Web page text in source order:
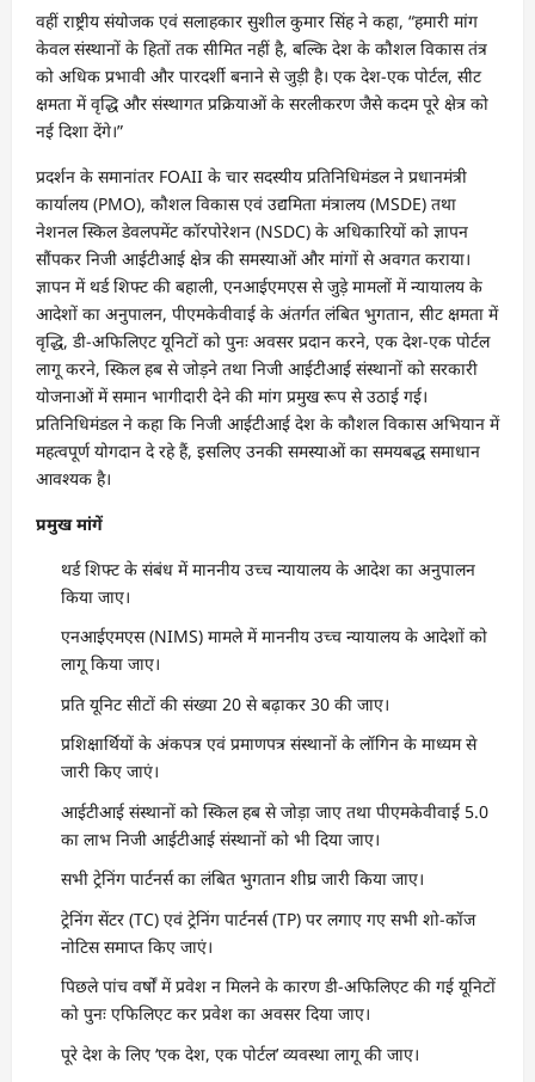
वहीं राष्ट्रीय संयोजक एवं सलाहकार सुशील कुमार सिंह ने कहा, “हमारी मांग
केवल संस्थानों के हितों तक सीमित नहीं है, बल्कि देश के कौशल विकास तंत्र
को अधिक प्रभावी और पारदर्शी बनाने से जुड़ी है। एक देश-एक पोर्टल, सीट
क्षमता में वृद्धि और संस्थागत प्रक्रियाओं के सरलीकरण जैसे कदम पूरे क्षेत्र को
नई दिशा देंगे।”
प्रदर्शन के समानांतर FOAII के चार सदस्यीय प्रतिनिधिमंडल ने प्रधानमंत्री
कार्यालय (PMO), कौशल विकास एवं उद्यमिता मंत्रालय (MSDE) तथा
नेशनल स्किल डेवलपमेंट कॉरपोरेशन (NSDC) के अधिकारियों को ज्ञापन
सौंपकर निजी आईटीआई क्षेत्र की समस्याओं और मांगों से अवगत कराया।
ज्ञापन में थर्ड शिफ्ट की बहाली, एनआईएमएस से जुड़े मामलों में न्यायालय के
आदेशों का अनुपालन, पीएमकेवीवाई के अंतर्गत लंबित भुगतान, सीट क्षमता में
वृद्धि, डी-अफिलिएट यूनिटों को पुनः अवसर प्रदान करने, एक देश-एक पोर्टल
लागू करने, स्किल हब से जोड़ने तथा निजी आईटीआई संस्थानों को सरकारी
योजनाओं में समान भागीदारी देने की मांग प्रमुख रूप से उठाई गई।
प्रतिनिधिमंडल ने कहा कि निजी आईटीआई देश के कौशल विकास अभियान में
महत्वपूर्ण योगदान दे रहे हैं, इसलिए उनकी समस्याओं का समयबद्ध समाधान
आवश्यक है।
प्रमुख मांगें
थर्ड शिफ्ट के संबंध में माननीय उच्च न्यायालय के आदेश का अनुपालन
किया जाए।
एनआईएमएस (NIMS) मामले में माननीय उच्च न्यायालय के आदेशों को
लागू किया जाए।
प्रति यूनिट सीटों की संख्या 20 से बढ़ाकर 30 की जाए।
प्रशिक्षार्थियों के अंकपत्र एवं प्रमाणपत्र संस्थानों के लॉगिन के माध्यम से
जारी किए जाएं।
आईटीआई संस्थानों को स्किल हब से जोड़ा जाए तथा पीएमकेवीवाई 5.0
का लाभ निजी आईटीआई संस्थानों को भी दिया जाए।
सभी ट्रेनिंग पार्टनर्स का लंबित भुगतान शीघ्र जारी किया जाए।
ट्रेनिंग सेंटर (TC) एवं ट्रेनिंग पार्टनर्स (TP) पर लगाए गए सभी शो-कॉज
नोटिस समाप्त किए जाएं।
पिछले पांच वर्षों में प्रवेश न मिलने के कारण डी-अफिलिएट की गई यूनिटों
को पुनः एफिलिएट कर प्रवेश का अवसर दिया जाए।
पूरे देश के लिए ‘एक देश, एक पोर्टल’ व्यवस्था लागू की जाए।